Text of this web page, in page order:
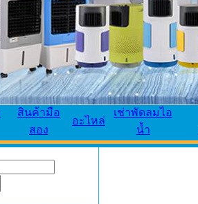
สินค้ามือ
สอง
อะไหล่
เช่าพัดลมไอ
น้ำ